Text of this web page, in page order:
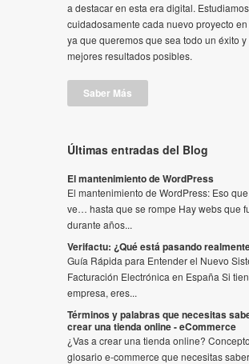
a destacar en esta era digital. Estudiamos
cuidadosamente cada nuevo proyecto
ya que queremos que sea todo un éxito
mejores resultados posibles.
Saber Más
Últimas entradas del Blog
El mantenimiento de WordPress
El mantenimiento de WordPress: Eso
ve… hasta que se rompe Hay webs que
durante años...
Verifactu: ¿Qué está pasando
Guía Rápida para Entender el Nuevo
Facturación Electrónica en España Si
empresa, eres...
Términos y palabras que necesitas
crear una tienda online - eCommerce
¿Vas a crear una tienda online?
glosario e-commerce que necesitas